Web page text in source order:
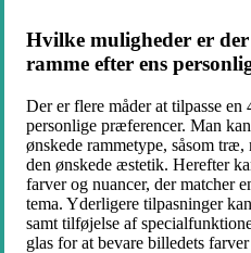
Hvilke muligheder er
ramme efter ens
Der er flere måder at tilpasse en
personlige præferencer. Man
ønskede rammetype, såsom
den ønskede æstetik. Herefter
farver og nuancer, der matcher
tema. Yderligere tilpasninger
samt tilføjelse af
glas for at bevare billedets